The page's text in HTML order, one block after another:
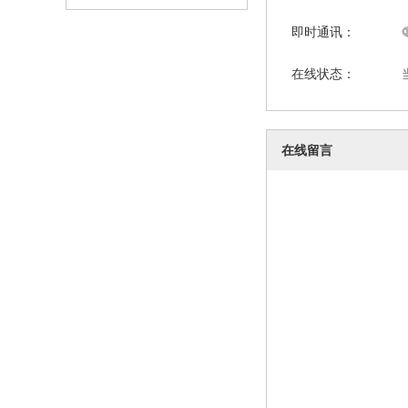
即时通讯：
在线状态：
在线留言